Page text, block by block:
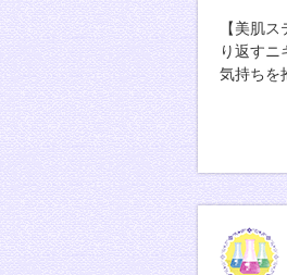
【美肌
り返す
気持ちを